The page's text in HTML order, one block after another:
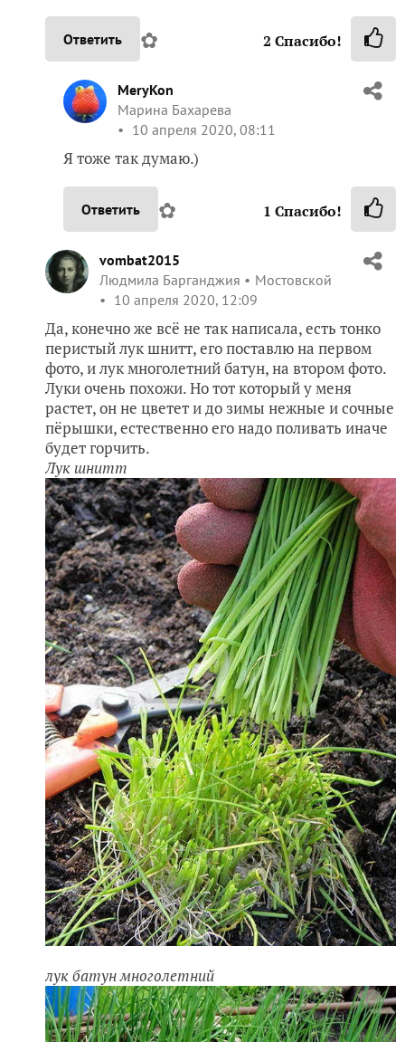
Ответить ✿ 2 Спасибо!
MeryKon
Марина Бахарева
10 апреля 2020, 08:11
Я тоже так думаю.)
Ответить ✿ 1 Спасибо!
vombat2015
Людмила Барганджия
Мостовской
10 апреля 2020, 12:09
Да, конечно же всё не так написала, есть тонко
перистый лук шнитт, его поставлю на первом
фото, и лук многолетний батун, на втором фото.
Луки очень похожи. Но тот который у меня
растет, он не цветет и до зимы нежные и сочные
пёрышки, естественно его надо поливать иначе
будет горчить.
Лук шнитт
лук батун многолетний